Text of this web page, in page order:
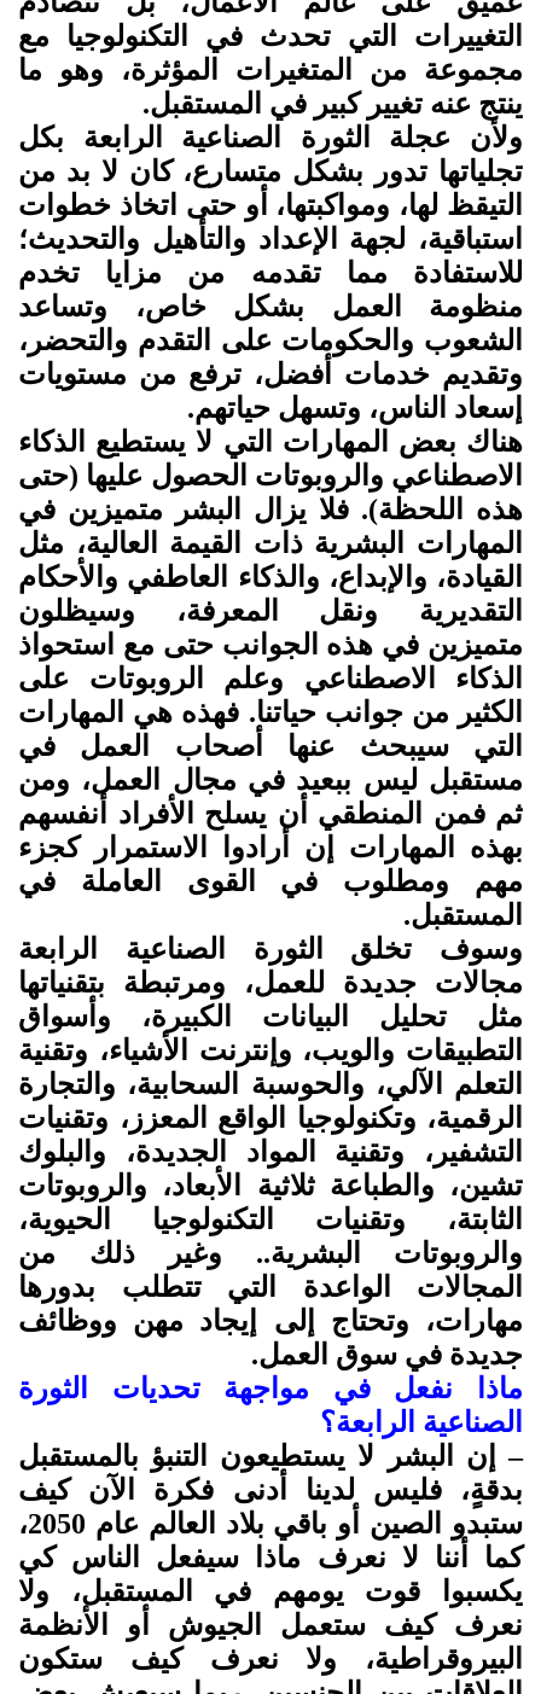
التغييرات التي تحدث في التكنولوجيا مع
مجموعة من المتغيرات المؤثرة، وهو ما
ينتج عنه تغيير كبير في المستقبل.
ولأن عجلة الثورة الصناعية الرابعة بكل
تجلياتها تدور بشكل متسارع، كان لا بد من
التيقظ لها، ومواكبتها، أو حتى اتخاذ خطوات
استباقية، لجهة الإعداد والتأهيل والتحديث؛
للاستفادة مما تقدمه من مزايا تخدم
منظومة العمل بشكل خاص، وتساعد
الشعوب والحكومات على التقدم والتحضر،
وتقديم خدمات أفضل، ترفع من مستويات
إسعاد الناس، وتسهل حياتهم.
هناك بعض المهارات التي لا يستطيع الذكاء
الاصطناعي والروبوتات الحصول عليها )حتى
هذه اللحظة). فلا يزال البشر متميزين في
المهارات البشرية ذات القيمة العالية، مثل
القيادة، والإبداع، والذكاء العاطفي والأحكام
التقديرية ونقل المعرفة، وسيظلون
متميزين في هذه الجوانب حتى مع استحواذ
الذكاء الاصطناعي وعلم الروبوتات على
الكثير من جوانب حياتنا. فهذه هي المهارات
التي سيبحث عنها أصحاب العمل في
مستقبل ليس ببعيد في مجال العمل، ومن
ثم فمن المنطقي أن يسلح الأفراد أنفسهم
بهذه المهارات إن أرادوا الاستمرار كجزء
مهم ومطلوب في القوى العاملة في
المستقبل.
وسوف تخلق الثورة الصناعية الرابعة
مجالات جديدة للعمل، ومرتبطة بتقنياتها
مثل تحليل البيانات الكبيرة، وأسواق
التطبيقات والويب، وإنترنت الأشياء، وتقنية
التعلم الآلي، والحوسبة السحابية، والتجارة
الرقمية، وتكنولوجيا الواقع المعزز، وتقنيات
التشفير، وتقنية المواد الجديدة، والبلوك
تشين، والطباعة ثلاثية الأبعاد، والروبوتات
الثابتة، وتقنيات التكنولوجيا الحيوية،
والروبوتات البشرية.. وغير ذلك من
المجالات الواعدة التي تتطلب بدورها
مهارات، وتحتاج إلى إيجاد مهن ووظائف
جديدة في سوق العمل.
ماذا نفعل في مواجهة تحديات الثورة
الصناعية الرابعة؟
– إن البشر لا يستطيعون التنبؤ بالمستقبل
بدقةٍ، فليس لدينا أدنى فكرة الآن كيف
ستبدو الصين أو باقي بلاد العالم عام 2050،
كما أننا لا نعرف ماذا سيفعل الناس كي
يكسبوا قوت يومهم في المستقبل، ولا
نعرف كيف ستعمل الجيوش أو الأنظمة
البيروقراطية، ولا نعرف كيف ستكون